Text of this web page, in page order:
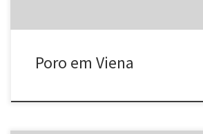
Poro em Viena